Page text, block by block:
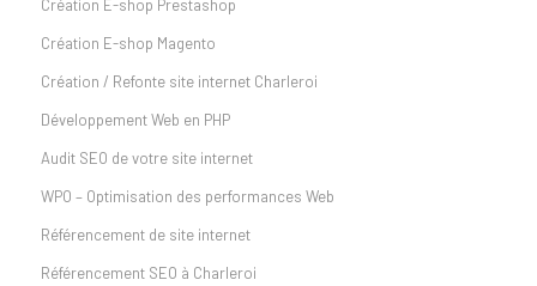
Création E-shop Prestashop
Création E-shop Magento
Création / Refonte site internet Charleroi
Développement Web en PHP
Audit SEO de votre site internet
WPO – Optimisation des performances Web
Référencement de site internet
Référencement SEO à Charleroi